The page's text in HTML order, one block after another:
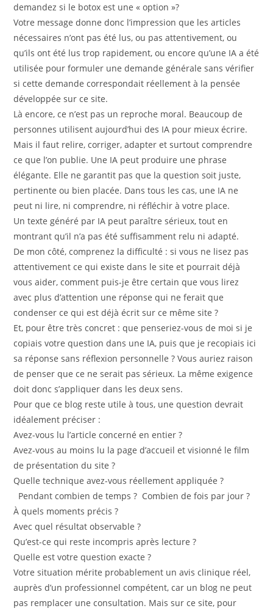
demandez si le botox est une « option »?
Votre message donne donc l’impression que les articles
nécessaires n’ont pas été lus, ou pas attentivement, ou
qu’ils ont été lus trop rapidement, ou encore qu’une IA a été
utilisée pour formuler une demande générale sans vérifier
si cette demande correspondait réellement à la pensée
développée sur ce site.
Là encore, ce n’est pas un reproche moral. Beaucoup de
personnes utilisent aujourd’hui des IA pour mieux écrire.
Mais il faut relire, corriger, adapter et surtout comprendre
ce que l’on publie. Une IA peut produire une phrase
élégante. Elle ne garantit pas que la question soit juste,
pertinente ou bien placée. Dans tous les cas, une IA ne
peut ni lire, ni comprendre, ni réfléchir à votre place.
Un texte généré par IA peut paraître sérieux, tout en
montrant qu’il n’a pas été suffisamment relu ni adapté.
De mon côté, comprenez la difficulté : si vous ne lisez pas
attentivement ce qui existe dans le site et pourrait déjà
vous aider, comment puis-je être certain que vous lirez
avec plus d’attention une réponse qui ne ferait que
condenser ce qui est déjà écrit sur ce même site ?
Et, pour être très concret : que penseriez-vous de moi si je
copiais votre question dans une IA, puis que je recopiais ici
sa réponse sans réflexion personnelle ? Vous auriez raison
de penser que ce ne serait pas sérieux. La même exigence
doit donc s’appliquer dans les deux sens.
Pour que ce blog reste utile à tous, une question devrait
idéalement préciser :
Avez-vous lu l’article concerné en entier ?
Avez-vous au moins lu la page d’accueil et visionné le film
de présentation du site ?
Quelle technique avez-vous réellement appliquée ?
Pendant combien de temps ? Combien de fois par jour ?
À quels moments précis ?
Avec quel résultat observable ?
Qu’est-ce qui reste incompris après lecture ?
Quelle est votre question exacte ?
Votre situation mérite probablement un avis clinique réel,
auprès d’un professionnel compétent, car un blog ne peut
pas remplacer une consultation. Mais sur ce site, pour